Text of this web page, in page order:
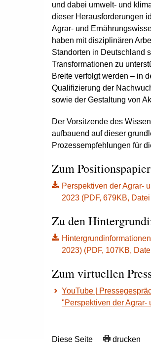
und dabei umwelt- und
dieser Herausforderungen
Agrar- und
haben mit disziplinären
Standorten in Deutschland
Transformationen zu
Breite verfolgt werden – in
Qualifizierung der
sowie der Gestaltung von
Der Vorsitzende des
aufbauend auf dieser
Prozessempfehlungen für
Zum Positionspapier
Perspektiven der Agrar-
2023 (PDF, 679KB,
Zu den
2023) (PDF, 107KB,
Zum virtuellen
YouTube |
"Perspektiven der Agrar-
Diese Seite drucken